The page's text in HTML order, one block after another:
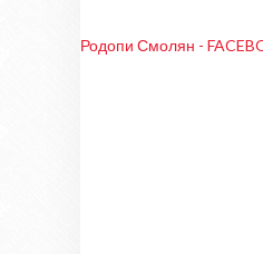
Родопи Смолян -